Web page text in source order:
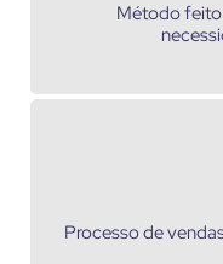
Método
Processo de